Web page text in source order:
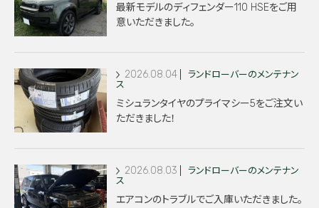
最新モデルのディフェンダー110 HSEをご用
意いただきました。
2026.08.04
ランドローバーのメンテナン
ス
ミシュランタイヤのプライマシー5をご注文い
ただきました！
2026.08.03
ランドローバーのメンテナン
ス
エアコンのトラブルでご入庫いただきました。